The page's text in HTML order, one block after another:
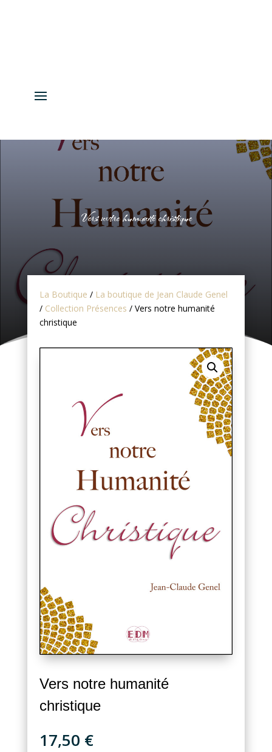
Vers notre humanité christique
La Boutique / La boutique de Jean Claude Genel
/ Collection Présences / Vers notre humanité
christique
Vers notre humanité
christique
17,50 €